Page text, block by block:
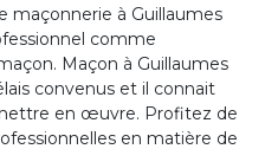
maçonnerie à Guillaumes
comme
Maçon à Guillaumes
convenus et il connait
en œuvre. Profitez de
en matière de